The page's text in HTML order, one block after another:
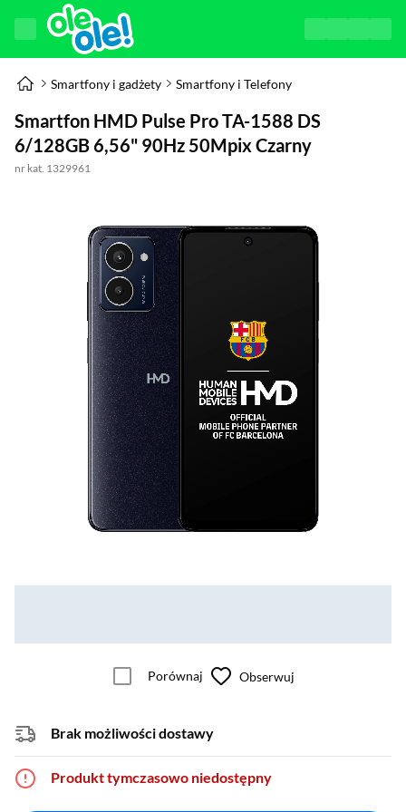
Smartfony i gadżety Smartfony i Telefony
Smartfon HMD Pulse Pro TA-1588 DS
6/128GB 6,56" 90Hz 50Mpix Czarny
nr kat. 1329961
Porównaj Obserwuj
Brak możliwości dostawy
Produkt tymczasowo niedostępny